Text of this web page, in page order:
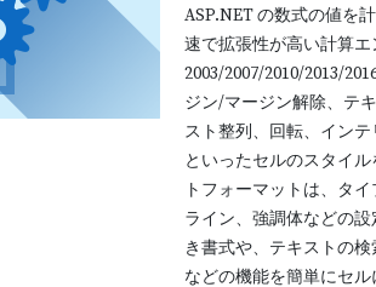
ASP.NET の数式の値を
速で拡張性が高い計算
2003/2007/2010/2013/
ジン/マージン解除、テ
スト整列、回転、イン
といったセルのスタイ
トフォーマットは、タ
ライン、強調体などの
き書式や、テキストの
などの機能を簡単にセ